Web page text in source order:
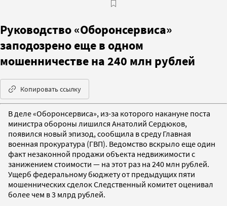
Руководство «Оборонсервиса»
заподозрено еще в одном
мошенничестве на 240 млн рублей
Копировать ссылку
В деле «Оборонсервиса», из-за которого накануне поста
министра обороны лишился Анатолий Сердюков,
появился новый эпизод, сообщила в среду Главная
военная прокуратура (ГВП). Ведомство вскрыло еще один
факт незаконной продажи объекта недвижимости с
занижением стоимости — на этот раз на 240 млн рублей.
Ущерб федеральному бюджету от предыдущих пяти
мошеннических сделок Следственный комитет оценивал
более чем в 3 млрд рублей.